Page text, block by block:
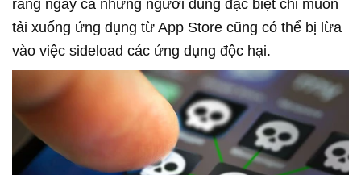
rằng ngay cả những người dùng đặc biệt chỉ muốn
tải xuống ứng dụng từ App Store cũng có thể bị lừa
vào việc sideload các ứng dụng độc hại.